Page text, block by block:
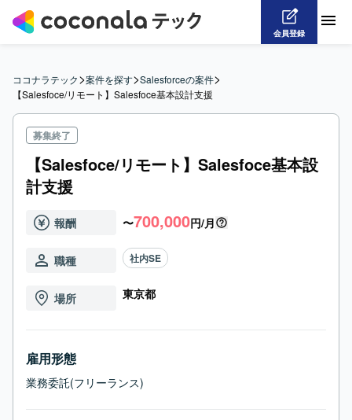
会員登録
ココナラテック>案件を探す>Salesforceの案件>
【Salesfoce/リモート】Salesfoce基本設計支援
募集終了
【Salesfoce/リモート】Salesfoce基本設
計支援
報酬 〜700,000円/月
職種 社内SE
場所 東京都
雇用形態
業務委託(フリーランス)